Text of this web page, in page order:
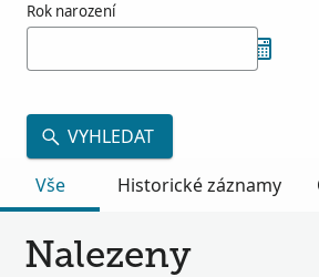
Rok narození
VYHLEDAT
Vše
Historické záznamy
Nalezeny